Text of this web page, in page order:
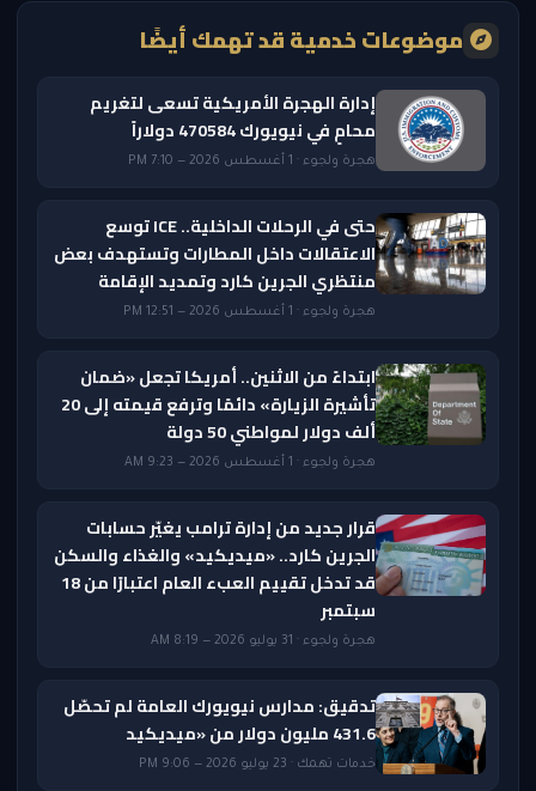
موضوعات خدمية قد تهمك أيضًا
إدارة الهجرة الأمريكية تسعى لتغريم
محامٍ في نيويورك 470584 دولاراً
هجرة ولجوء · 1 أغسطس 2026 — 7:10 PM
حتى في الرحلات الداخلية.. ICE توسع
الاعتقالات داخل المطارات وتستهدف بعض
منتظري الجرين كارد وتمديد الإقامة
هجرة ولجوء · 1 أغسطس 2026 — 12:51 PM
ابتداءً من الاثنين.. أمريكا تجعل «ضمان
تأشيرة الزيارة» دائمًا وترفع قيمته إلى 20
ألف دولار لمواطني 50 دولة
هجرة ولجوء · 1 أغسطس 2026 — 9:23 AM
قرار جديد من إدارة ترامب يغيّر حسابات
الجرين كارد.. «ميديكيد» والغذاء والسكن
قد تدخل تقييم العبء العام اعتبارًا من 18
سبتمبر
هجرة ولجوء · 31 يوليو 2026 — 8:19 AM
تدقيق: مدارس نيويورك العامة لم تحصّل
431.6 مليون دولار من «ميديكيد
خدمات تهمك · 23 يوليو 2026 — 9:06 PM